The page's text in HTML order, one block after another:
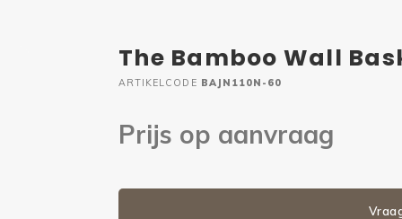
The Bamboo Wall
ARTIKELCODE BAJN110N-60
Prijs op aanvraag